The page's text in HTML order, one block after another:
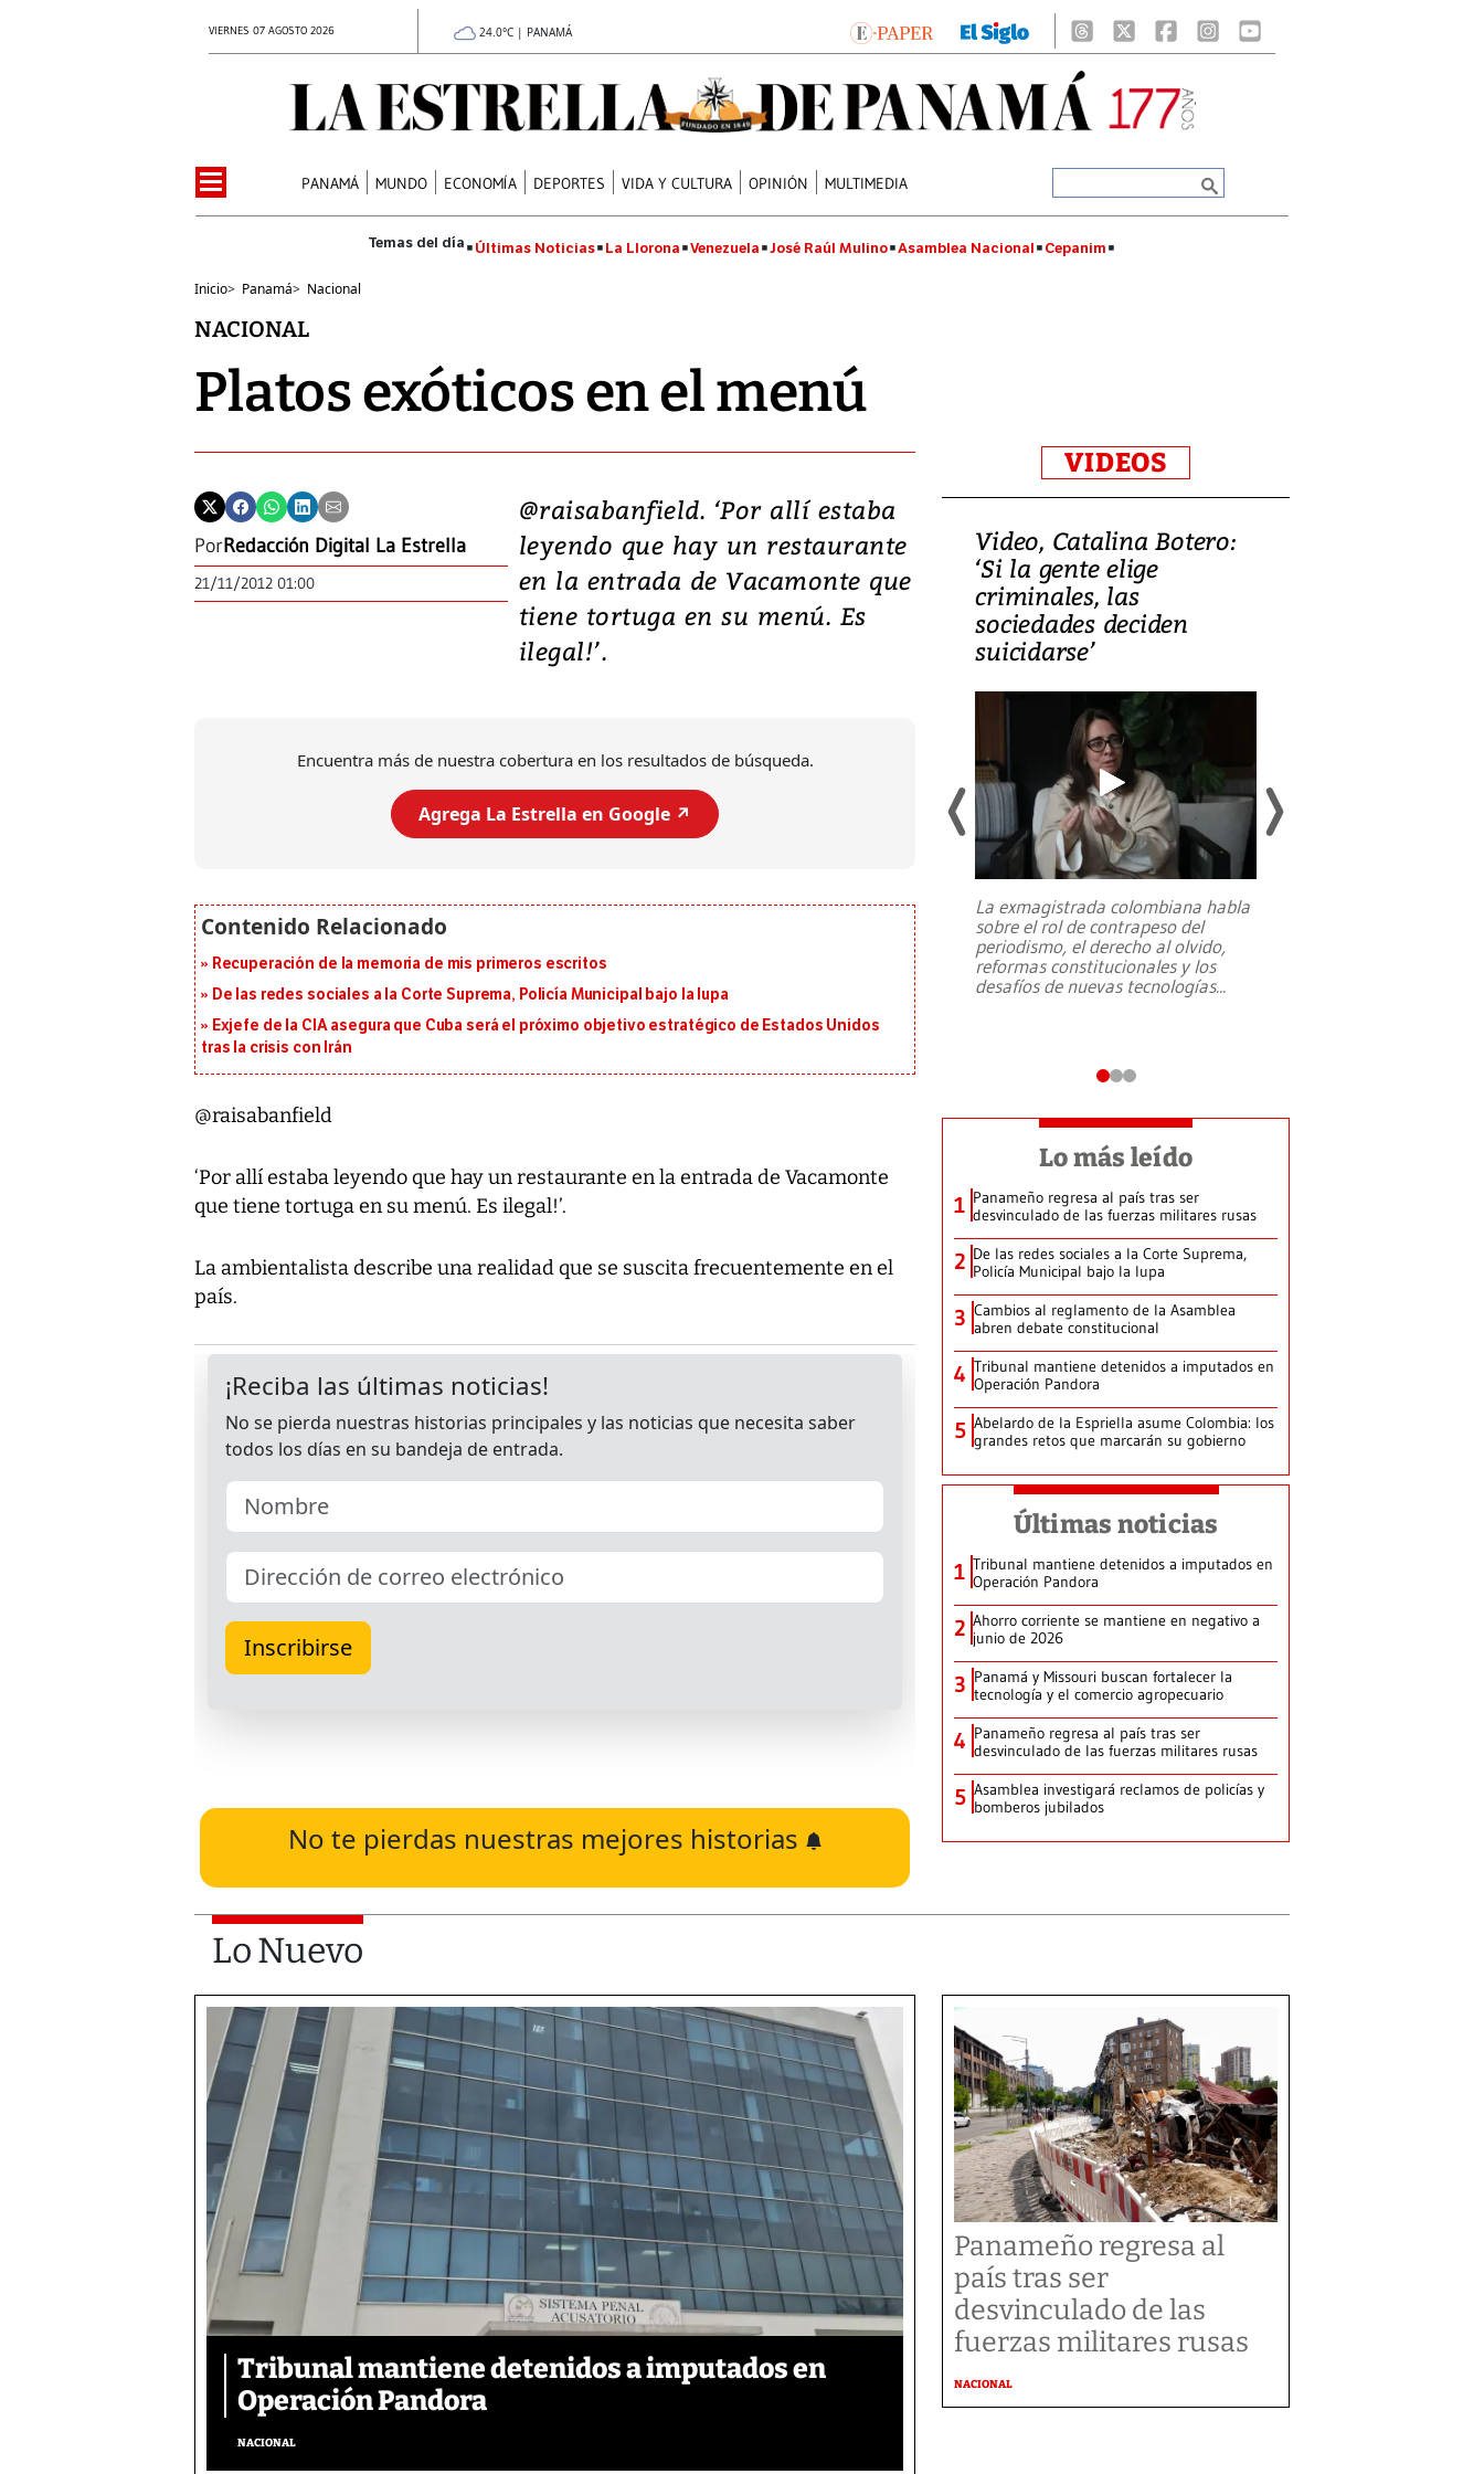
VIERNES 07 AGOSTO 2026 24.0°C | PANAMÁ
PANAMÁ MUNDO ECONOMÍA DEPORTES VIDA Y CULTURA OPINIÓN MULTIMEDIA
Últimas Noticias La Llorona Venezuela José Raúl Mulino Asamblea Nacional Cepanim
Inicio> Panamá> Nacional
NACIONAL
Platos exóticos en el menú
PorRedacción Digital La Estrella
21/11/2012 01:00
@raisabanfield. ‘Por allí estaba
leyendo que hay un restaurante
en la entrada de Vacamonte que
tiene tortuga en su menú. Es
ilegal!’.
Encuentra más de nuestra cobertura en los resultados de búsqueda.
Agrega La Estrella en Google ↗️
Recuperación de la memoria de mis primeros escritos
De las redes sociales a la Corte Suprema, Policía Municipal bajo la lupa
Exjefe de la CIA asegura que Cuba será el próximo objetivo estratégico de Estados Unidos
tras la crisis con Irán
@raisabanfield
‘Por allí estaba leyendo que hay un restaurante en la entrada de Vacamonte
que tiene tortuga en su menú. Es ilegal!’.
La ambientalista describe una realidad que se suscita frecuentemente en el
país.
No te pierdas nuestras mejores historias
VIDEOS
Video, Japón: Terremoto
deja heridos y graves
daños en Kumamoto
al sur de Japón, provocando una
Video, Catalina Botero:
‘Si la gente elige
criminales, las
sociedades deciden
suicidarse’
La exmagistrada colombiana habla
sobre el rol de contrapeso del
periodismo, el derecho al olvido,
reformas constitucionales y los
desafíos de nuevas tecnologías...
Lo más leído
1 Panameño regresa al país tras ser
desvinculado de las fuerzas militares rusas
2 De las redes sociales a la Corte Suprema,
Policía Municipal bajo la lupa
3 Cambios al reglamento de la Asamblea
abren debate constitucional
4 Tribunal mantiene detenidos a imputados en
Operación Pandora
5 Abelardo de la Espriella asume Colombia: los
grandes retos que marcarán su gobierno
Últimas noticias
1 Tribunal mantiene detenidos a imputados en
Operación Pandora
2 Ahorro corriente se mantiene en negativo a
junio de 2026
3 Panamá y Missouri buscan fortalecer la
tecnología y el comercio agropecuario
4 Panameño regresa al país tras ser
desvinculado de las fuerzas militares rusas
5 Asamblea investigará reclamos de policías y
bomberos jubilados
Lo Nuevo
Tribunal mantiene detenidos a imputados en
Operación Pandora
NACIONAL
Panameño regresa al
país tras ser
desvinculado de las
fuerzas militares rusas
NACIONAL